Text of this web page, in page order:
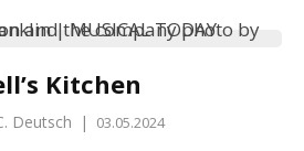
Kitchen
Deutsch | 03.05.2024